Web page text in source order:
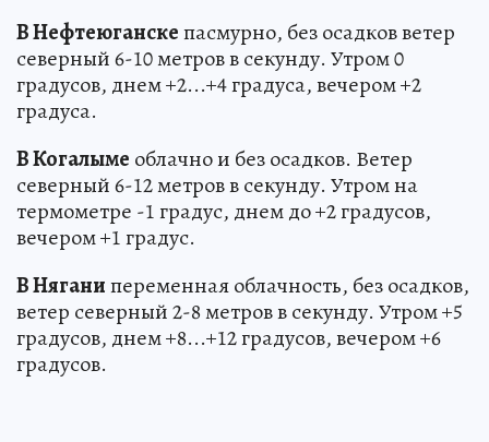
В Нефтеюганскепасмурно, без осадков ветер
северный 6-10 метров в секунду. Утром 0
градусов, днем +2...+4 градуса, вечером +2
градуса.
В Когалыме облачно и без осадков. Ветер
северный 6-12 метров в секунду. Утром на
термометре -1 градус, днем до +2 градусов,
вечером +1 градус.
В Няганипеременная облачность, без осадков,
ветер северный 2-8 метров в секунду. Утром +5
градусов, днем +8...+12 градусов, вечером +6
градусов.